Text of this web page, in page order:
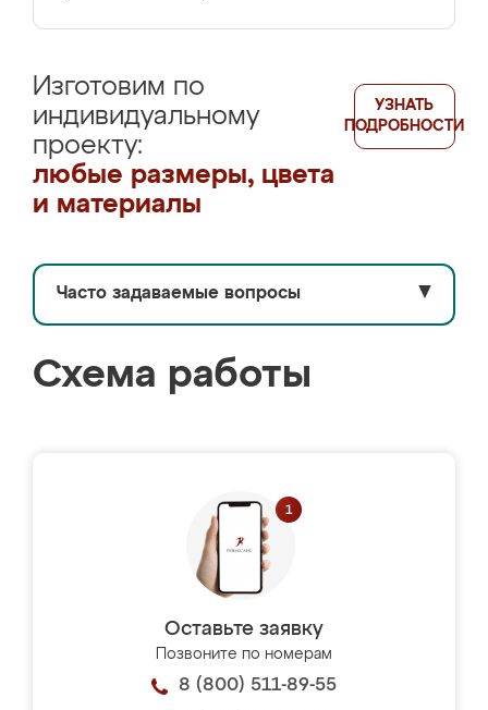
Изготовим по
индивидуальному
проекту:
любые размеры, цвета
и материалы
УЗНАТЬ
ПОДРОБНОСТИ
Часто задаваемые вопросы ▼
Схема работы
Оставьте заявку
Позвоните по номерам
8 (800) 511-89-55